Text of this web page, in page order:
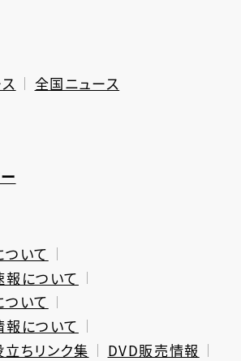
全国ニュース
いて
について
いて
について
ちリンク集
DVD販売情報